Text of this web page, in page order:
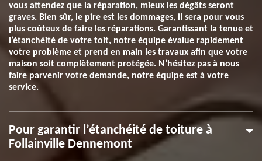
vous attendez que la réparation, mieux les dégâts seront
graves. Bien sûr, le pire est les dommages, il sera pour vous
plus coûteux de faire les réparations. Garantissant la tenue et
l’étanchéité de votre toit, notre équipe évalue rapidement
votre problème et prend en main les travaux afin que votre
maison soit complètement protégée. N’hésitez pas à nous
faire parvenir votre demande, notre équipe est à votre
service.
Pour garantir l’étanchéité de toiture à
Follainville Dennemont